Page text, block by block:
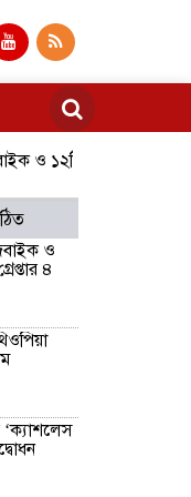
শ্যালোমেশিন উদ্ধার,
ও
৪
‘ক্যাশলেস